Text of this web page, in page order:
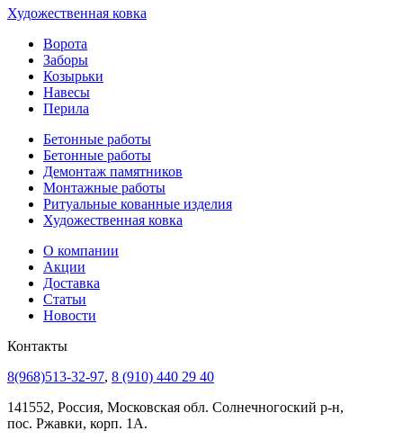
Художественная ковка
Ворота
Заборы
Козырьки
Навесы
Перила
Бетонные работы
Бетонные работы
Демонтаж памятников
Монтажные работы
Ритуальные кованные изделия
Художественная ковка
О компании
Акции
Доставка
Статьи
Новости
Контакты
8(968)513-32-97, 8 (910) 440 29 40
141552, Россия, Московская обл. Солнечногоский р-н,
пос. Ржавки, корп. 1А.